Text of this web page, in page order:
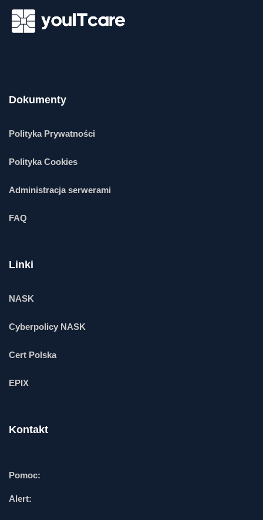
Dokumenty
Polityka Prywatności
Polityka Cookies
Administracja serwerami
FAQ
Linki
NASK
Cyberpolicy NASK
Cert Polska
EPIX
Kontakt
Pomoc:
Alert: